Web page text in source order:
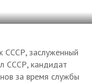
СССР, заслуженный
СССР, кандидат
за время службы